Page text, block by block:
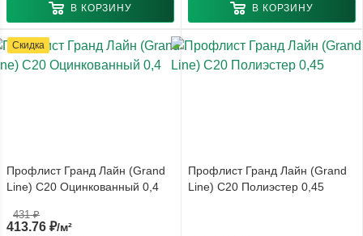
В КОРЗИНУ В КОРЗИНУ
Скидка
Профлист Гранд Лайн (Grand
Line) С20 Оцинкованный 0,4
413.76 ₽/м²
431₽
Профлист Гранд Лайн (Grand
Line) С20 Полиэстер 0,45